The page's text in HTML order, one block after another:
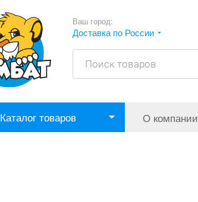
Ваш город:
Доставка по России
Каталог товаров О компании